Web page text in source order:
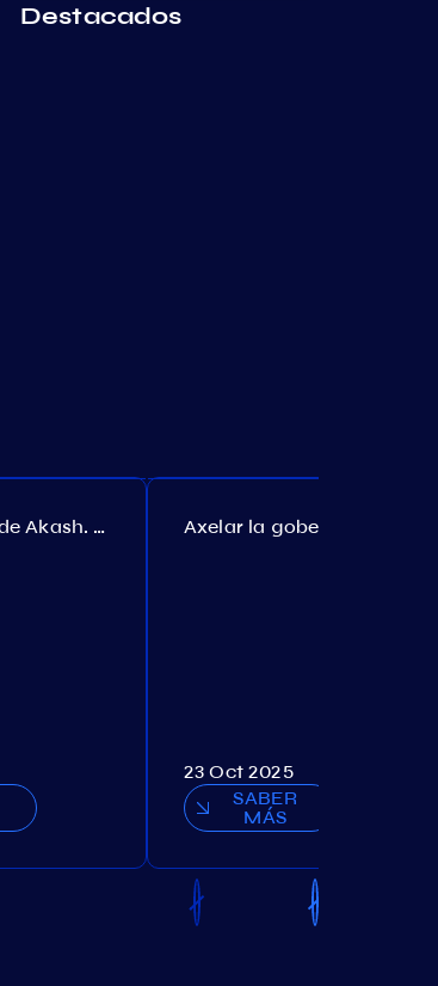
Destacados
El gobierno de Akash. Propuesta №307
23 Oct 2025
SABER
MÁS